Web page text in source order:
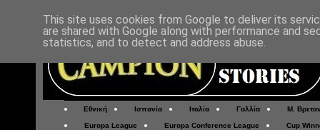
Εθνική Ισπανία Ιταλία Γαλλία Μ.
Europa League Europa Conference League Cup
This site uses cookies from Google to deliver its
are shared with Google along with performance and
statistics, and to detect and address abuse.